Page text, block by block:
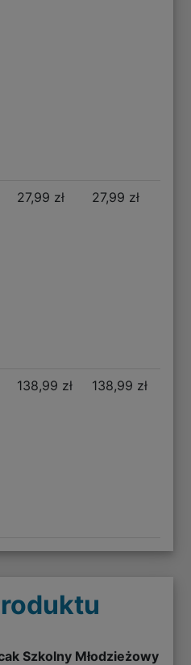
27,99 zł 27,99 zł
138,99 zł 138,99 zł
Szkolny Młodzieżowy